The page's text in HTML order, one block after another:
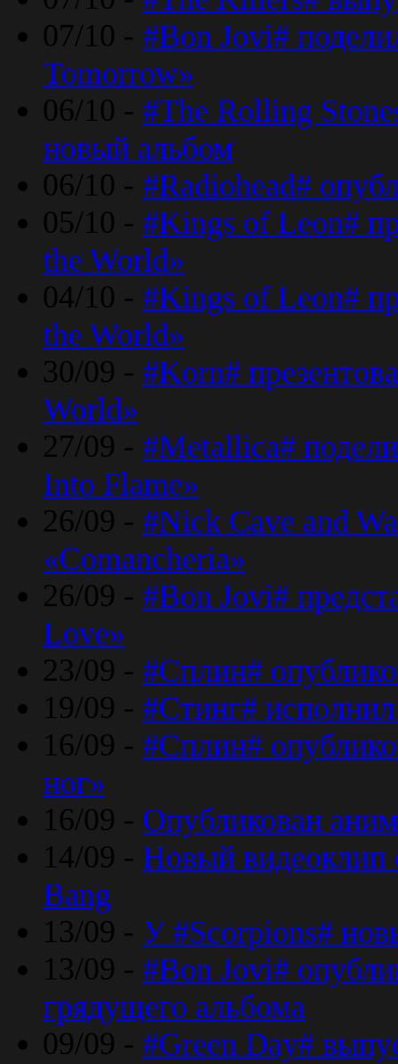
07/10 - #Bon Jovi#
Tomorrow»
06/10 - #The Rolling
новый альбом
06/10 - #Radiohead#
05/10 - #Kings of Leon#
the World»
04/10 - #Kings of Leon#
the World»
30/09 - #Korn#
World»
27/09 - #Metallica#
Into Flame»
26/09 - #Nick Cave and
«Comancheria»
26/09 - #Bon Jovi#
Love»
23/09 - #Сплин#
19/09 - #Стинг#
16/09 - #Сплин#
ног»
16/09 - Опубликован
14/09 - Новый видеоклип
Bang
13/09 - У #Scorpions#
13/09 - #Bon Jovi#
грядущего альбома
09/09 - #Green Day#